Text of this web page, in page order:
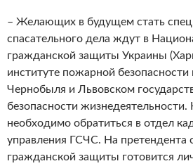
– Желающих в будущем стать
спасательного дела ждут в
гражданской защиты Украины
институте пожарной безопасности
Чернобыля и Львовском
безопасности жизнедеятельности.
необходимо обратиться в отдел
управления ГСЧС. На претендента
гражданской защиты готовится